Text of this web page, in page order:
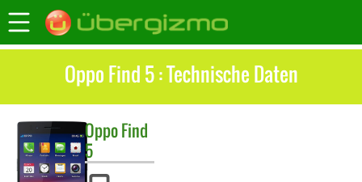
Oppo Find 5 : Technische Daten
OppoFind
5